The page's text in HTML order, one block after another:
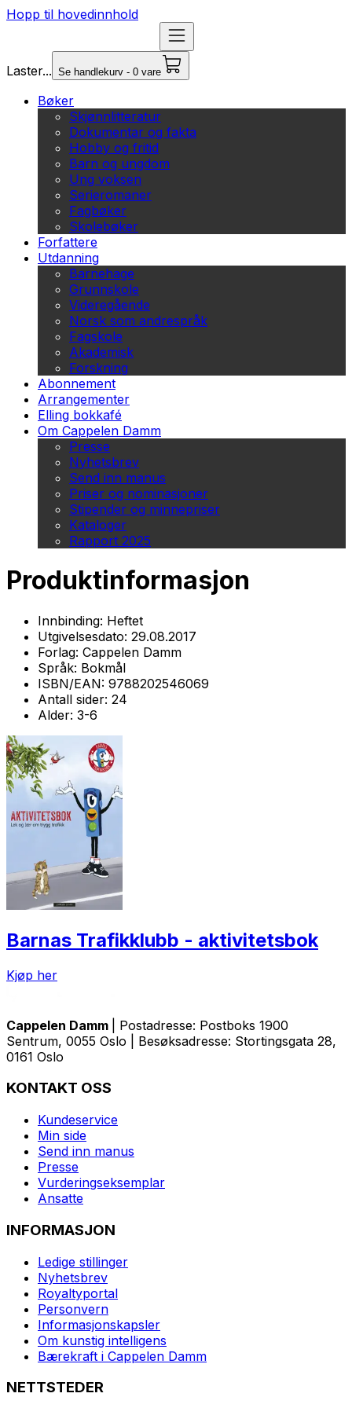
Hopp til hovedinnhold
Laster... Se handlekurv - 0 vare
Bøker
Skjønnlitteratur
Dokumentar og fakta
Hobby og fritid
Barn og ungdom
Ung voksen
Serieromaner
Fagbøker
Skolebøker
Forfattere
Utdanning
Barnehage
Grunnskole
Videregående
Norsk som andrespråk
Fagskole
Akademisk
Forskning
Abonnement
Arrangementer
Elling bokkafé
Om Cappelen Damm
Presse
Nyhetsbrev
Send inn manus
Priser og nominasjoner
Stipender og minnepriser
Kataloger
Rapport 2025
Produktinformasjon
Innbinding: Heftet
Utgivelsesdato: 29.08.2017
Forlag: Cappelen Damm
Språk: Bokmål
ISBN/EAN: 9788202546069
Antall sider: 24
Alder: 3-6
Barnas Trafikklubb - aktivitetsbok
Kjøp her
Cappelen Damm
| Postadresse: Postboks 1900
Sentrum, 0055 Oslo | Besøksadresse: Stortingsgata 28,
0161 Oslo
KONTAKT OSS
Kundeservice
Min side
Send inn manus
Presse
Vurderingseksemplar
Ansatte
INFORMASJON
Ledige stillinger
Nyhetsbrev
Royaltyportal
Personvern
Informasjonskapsler
Om kunstig intelligens
Bærekraft i Cappelen Damm
NETTSTEDER